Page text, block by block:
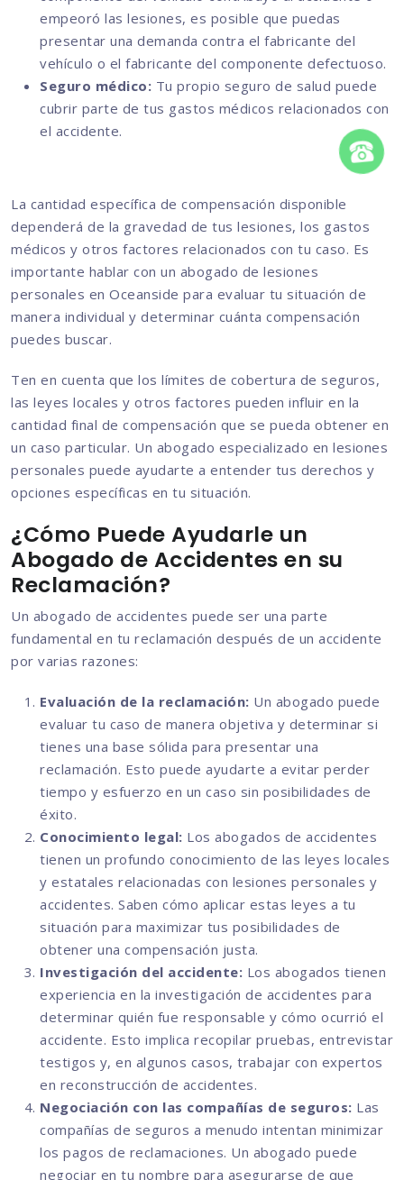
empeoró las lesiones, es posible que puedas
presentar una demanda contra el fabricante del
vehículo o el fabricante del componente defectuoso.
Seguro médico: Tu propio seguro de salud puede
cubrir parte de tus gastos médicos relacionados con
el accidente.
La cantidad específica de compensación disponible
dependerá de la gravedad de tus lesiones, los gastos
médicos y otros factores relacionados con tu caso. Es
importante hablar con un abogado de lesiones
personales en Oceanside para evaluar tu situación de
manera individual y determinar cuánta compensación
puedes buscar.
Ten en cuenta que los límites de cobertura de seguros,
las leyes locales y otros factores pueden influir en la
cantidad final de compensación que se pueda obtener en
un caso particular. Un abogado especializado en lesiones
personales puede ayudarte a entender tus derechos y
opciones específicas en tu situación.
¿Cómo Puede Ayudarle un
Abogado de Accidentes en su
Reclamación?
Un abogado de accidentes puede ser una parte
fundamental en tu reclamación después de un accidente
por varias razones:
Evaluación de la reclamación: Un abogado puede
evaluar tu caso de manera objetiva y determinar si
tienes una base sólida para presentar una
reclamación. Esto puede ayudarte a evitar perder
tiempo y esfuerzo en un caso sin posibilidades de
éxito.
Conocimiento legal: Los abogados de accidentes
tienen un profundo conocimiento de las leyes locales
y estatales relacionadas con lesiones personales y
accidentes. Saben cómo aplicar estas leyes a tu
situación para maximizar tus posibilidades de
obtener una compensación justa.
Investigación del accidente: Los abogados tienen
experiencia en la investigación de accidentes para
determinar quién fue responsable y cómo ocurrió el
accidente. Esto implica recopilar pruebas, entrevistar
testigos y, en algunos casos, trabajar con expertos
en reconstrucción de accidentes.
Negociación con las compañías de seguros: Las
compañías de seguros a menudo intentan minimizar
los pagos de reclamaciones. Un abogado puede
negociar en tu nombre para asegurarse de que